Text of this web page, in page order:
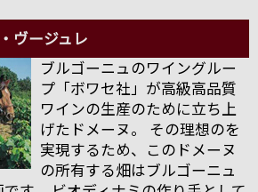
ヴージュレ
ブルゴーニュのワイングルー
プ「ボワセ社」が高級高品質
ワインの生産のために立ち上
げたドメーヌ。 その理想のを
実現するため、このドメーヌ
の所有する畑はブルゴーニュ